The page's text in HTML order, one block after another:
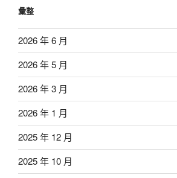
彙整
2026 年 6 月
2026 年 5 月
2026 年 3 月
2026 年 1 月
2025 年 12 月
2025 年 10 月